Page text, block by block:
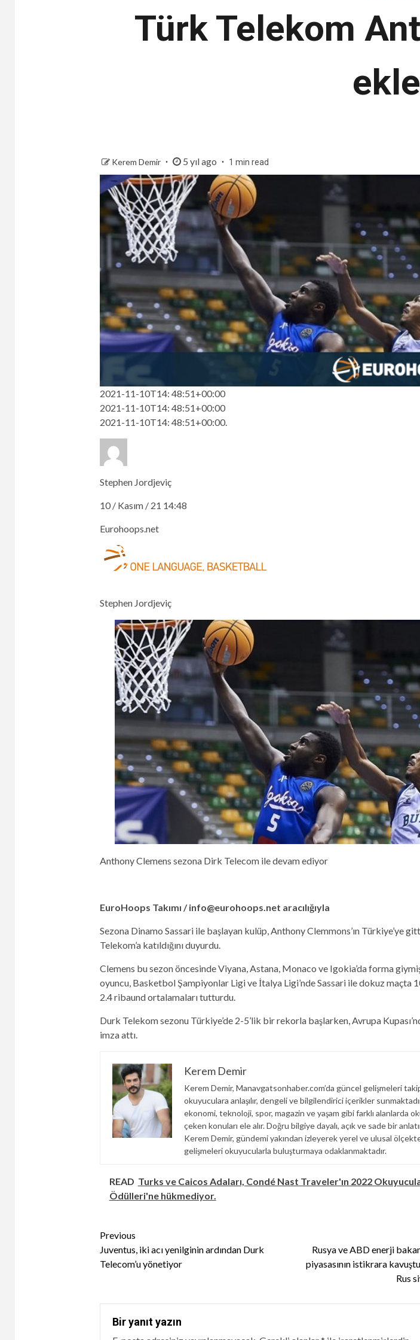
Türk Telekom
Kerem Demir 5 yıl ago 1 min read
2021-11-10T14: 48:51+00:00
2021-11-10T14: 48:51+00:00
2021-11-10T14: 48:51+00:00.
Stephen Jordjeviç
10 / Kasım / 21 14:48
Eurohoops.net
Stephen Jordjeviç
Anthony Clemens sezona Dirk Telecom ile devam ediyor
EuroHoops Takımı /info@eurohoops.net aracılığıyla
Sezona Dinamo Sassari ile başlayan kulüp, Anthony Clemmons’ın Türkiye’ye
Telekom’a katıldığını duyurdu.
Clemens bu sezon öncesinde Viyana, Astana, Monaco ve Igokia’da forma
oyuncu, Basketbol Şampiyonlar Ligi ve İtalya Ligi’nde Sassari ile dokuz maçta
2.4 ribaund ortalamaları tutturdu.
Durk Telekom sezonu Türkiye’de 2-5’lik bir rekorla başlarken, Avrupa
imza attı.
Kerem Demir
Kerem Demir, Manavgatsonhaber.com’da güncel gelişmeleri
okuyuculara anlaşılır, dengeli ve bilgilendirici içerikler
ekonomi, teknoloji, spor, magazin ve yaşam gibi farklı alanlarda
çeken konuları ele alır. Doğru bilgiye dayalı, açık ve sade bir
Kerem Demir, gündemi yakından izleyerek yerel ve ulusal
gelişmeleri okuyucularla buluşturmaya odaklanmaktadır.
READ Turks ve Caicos Adaları, Condé Nast Traveler'ın 2022
Ödülleri'ne hükmediyor.
Continue
Reading
Previous
Juventus, iki acı yenilginin ardından Durk
Telecom’u yönetiyor
Rusya ve ABD enerji
piyasasının istikrara
Rus
Bir yanıt yazın